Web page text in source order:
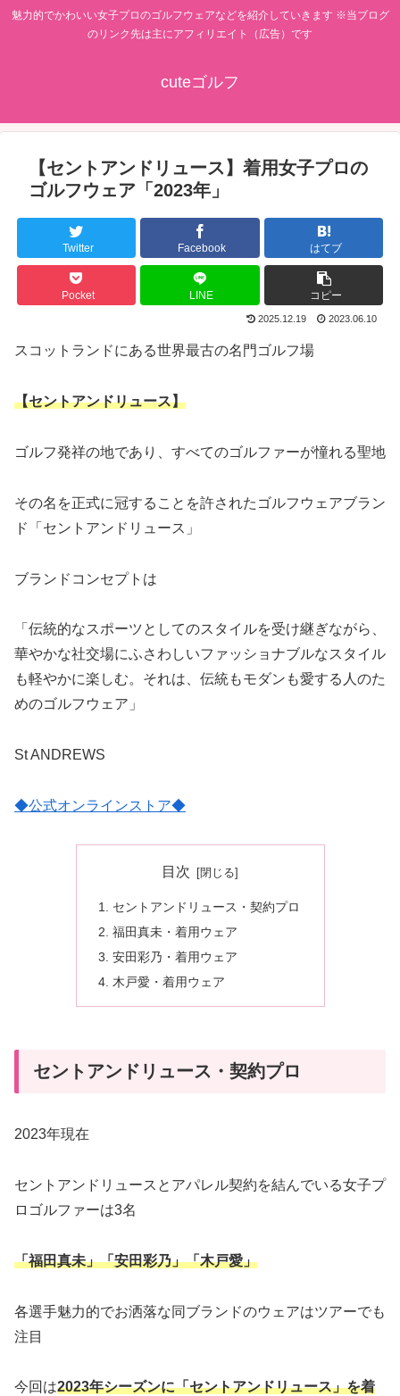
魅力的でかわいい女子プロのゴルフウェアなどを紹介していきます ※当ブログ
のリンク先は主にアフィリエイト（広告）です
cuteゴルフ
【セントアンドリュース】着用女子プロの
ゴルフウェア「2023年」
Twitter Facebook はてブ
Pocket LINE コピー
2025.12.19 2023.06.10
スコットランドにある世界最古の名門ゴルフ場
【セントアンドリュース】
ゴルフ発祥の地であり、すべてのゴルファーが憧れる聖地
その名を正式に冠することを許されたゴルフウェアブラン
ド「セントアンドリュース」
ブランドコンセプトは
「伝統的なスポーツとしてのスタイルを受け継ぎながら、
華やかな社交場にふさわしいファッショナブルなスタイル
も軽やかに楽しむ。それは、伝統もモダンも愛する人のた
めのゴルフウェア」
St ANDREWS
◆公式オンラインストア◆
目次
セントアンドリュース・契約プロ
福田真未・着用ウェア
安田彩乃・着用ウェア
木戸愛・着用ウェア
セントアンドリュース・契約プロ
2023年現在
セントアンドリュースとアパレル契約を結んでいる女子プ
ロゴルファーは3名
「福田真未」「安田彩乃」「木戸愛」
各選手魅力的でお洒落な同ブランドのウェアはツアーでも
注目
今回は2023年シーズンに「セントアンドリュース」を着